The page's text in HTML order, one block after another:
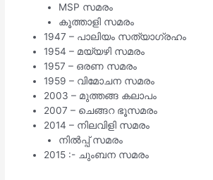
MSP സമരം
കൂത്താളി സമരം
1947 – പാലിയം സത്യാഗ്രഹം
1954 – മയ്യഴി സമരം
1957 – ഒരണ സമരം
1959 – വിമോചന സമരം
2003 – മുത്തങ്ങ കലാപം
2007 – ചെങ്ങറ ഭൂസമരം
2014 – നിലവിളി സമരം
നിൽപ്പ് സമരം
2015 :- ചുംബന സമരം